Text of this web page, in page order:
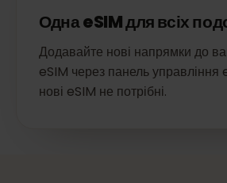
Одна eSIM для всіх
Додавайте нові напрямки до
eSIM через панель
нові eSIM не потрібні.